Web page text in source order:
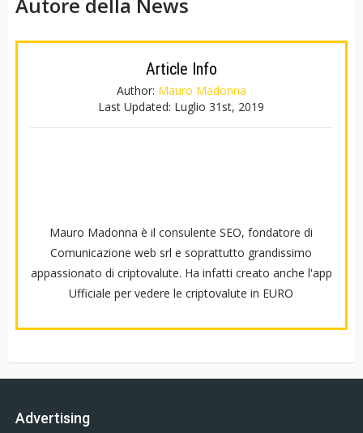
Article Info
Author: Mauro Madonna
Last Updated: Luglio 31st, 2019
Mauro Madonna è il consulente SEO, fondatore di
Comunicazione web srl e soprattutto grandissimo
appassionato di criptovalute. Ha infatti creato anche l'app
Ufficiale per vedere le criptovalute in EURO
Advertising